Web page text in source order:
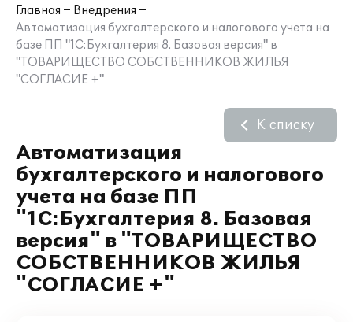
Главная
Внедрения
Автоматизация бухгалтерского и налогового учета на
базе ПП "1С:Бухгалтерия 8. Базовая версия" в
"ТОВАРИЩЕСТВО СОБСТВЕННИКОВ ЖИЛЬЯ
"СОГЛАСИЕ +"
Автоматизация
бухгалтерского и налогового
учета на базе ПП
"1С:Бухгалтерия 8. Базовая
версия" в "ТОВАРИЩЕСТВО
СОБСТВЕННИКОВ ЖИЛЬЯ
"СОГЛАСИЕ +"
К списку